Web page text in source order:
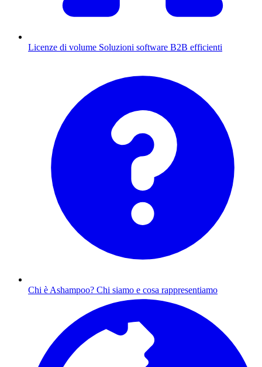
Licenze di volume Soluzioni software B2B efficienti
Chi è Ashampoo? Chi siamo e cosa rappresentiamo